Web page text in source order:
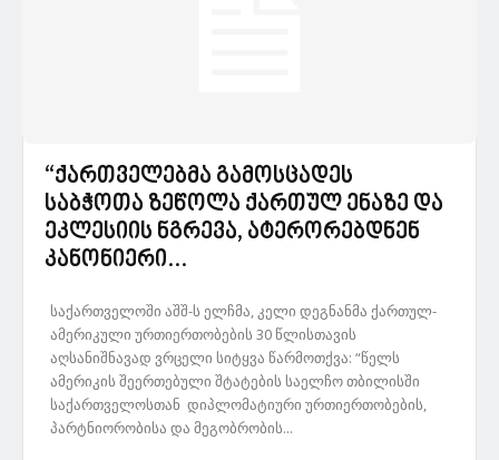
“ქართველებმა გამოსცადეს
საბჭოთა ზეწოლა ქართულ ენაზე და
ეკლესიის ნგრევა, ატერორებდნენ
კანონიერი...
საქართველოში აშშ-ს ელჩმა, კელი დეგნანმა ქართულ-
ამერიკული ურთიერთობების 30 წლისთავის
აღსანიშნავად ვრცელი სიტყვა წარმოთქვა: “წელს
ამერიკის შეერთებული შტატების საელჩო თბილისში
საქართველოსთან დიპლომატიური ურთიერთობების,
პარტნიორობისა და მეგობრობის...